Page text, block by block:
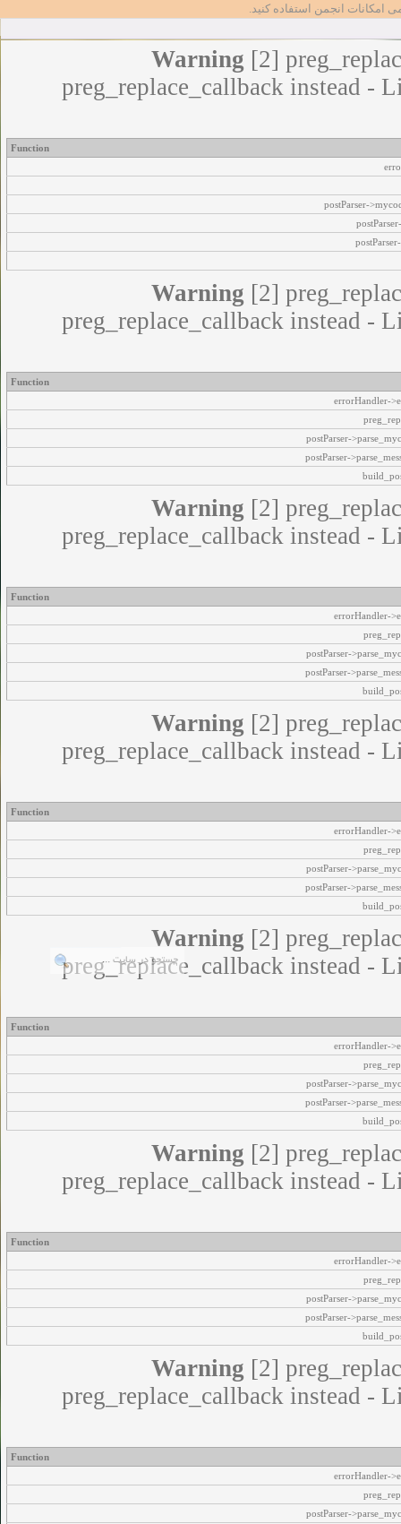
امکانات انجمن استفاده کنید.
Warning [2]
preg_replace_callback instead -
Function
postParser-
Warning [2]
preg_replace_callback instead -
Function
errorHandler-
postParser-
postParser-
Warning [2]
preg_replace_callback instead -
Function
errorHandler-
postParser-
postParser-
Warning [2]
preg_replace_callback instead -
Function
errorHandler-
postParser-
postParser-
Warning [2]
preg_replace_callback instead -
Function
errorHandler-
postParser-
postParser-
Warning [2]
preg_replace_callback instead -
Function
errorHandler-
postParser-
postParser-
Warning [2]
preg_replace_callback instead -
Function
errorHandler-
postParser-